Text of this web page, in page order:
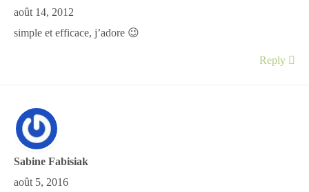
août 14, 2012
simple et efficace, j’adore 😉
Reply
Sabine Fabisiak
août 5, 2016